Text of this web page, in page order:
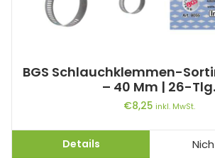
BGS Schlauchklemmen-
– 40 Mm | 26-Tlg.
€8,25 inkl. MwSt.
Details